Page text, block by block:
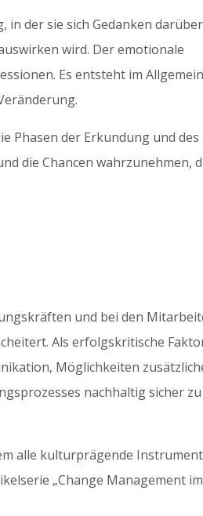
in der sie sich Gedanken darüber
wird. Der emotionale
Es entsteht im
Phasen der Erkundung und des
die Chancen wahrzunehmen,
und bei den
Als erfolgskritische
Möglichkeiten
nachhaltig sicher zu
alle kulturprägende
„Change Management im